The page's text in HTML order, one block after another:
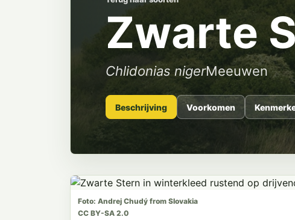
Zwarte
Chlidonias nigerMeeuwen
Beschrijving Voorkomen
Foto: Andrej Chudý from Slovakia
CC BY-SA 2.0